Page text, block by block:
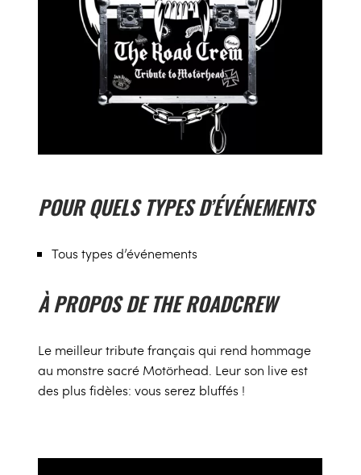
POUR QUELS TYPES D’ÉVÉNEMENTS
Tous types d’événements
À PROPOS DE THE ROADCREW
Le meilleur tribute français qui rend hommage
au monstre sacré Motörhead. Leur son live est
des plus fidèles: vous serez bluffés !